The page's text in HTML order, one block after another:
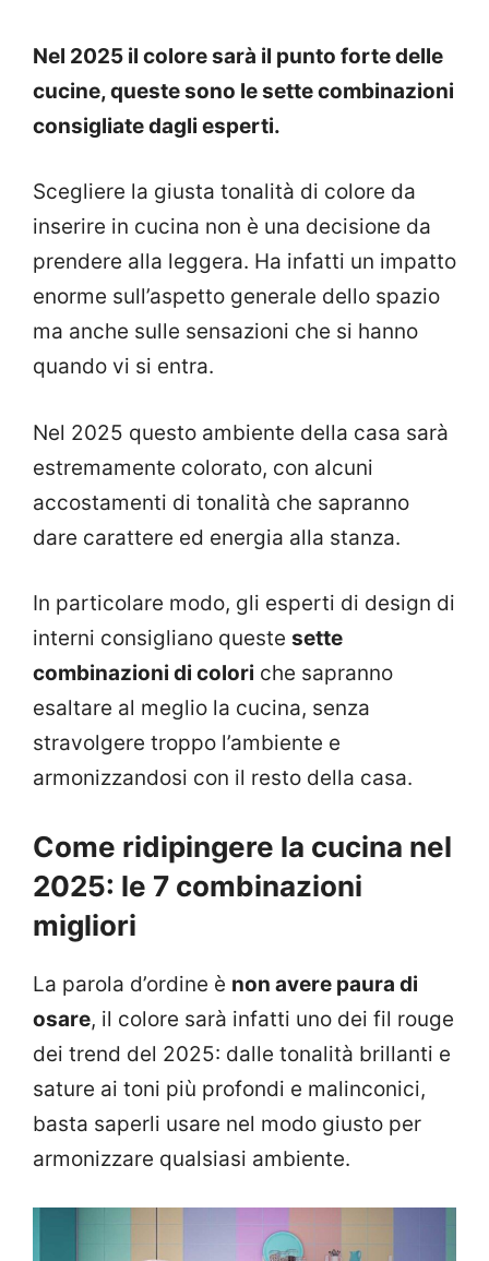
Nel 2025 il colore sarà il punto forte delle
cucine, queste sono le sette combinazioni
consigliate dagli esperti.
Scegliere la giusta tonalità di colore da
inserire in cucina non è una decisione da
prendere alla leggera. Ha infatti un impatto
enorme sull’aspetto generale dello spazio
ma anche sulle sensazioni che si hanno
quando vi si entra.
Nel 2025 questo ambiente della casa sarà
estremamente colorato, con alcuni
accostamenti di tonalità che sapranno
dare carattere ed energia alla stanza.
In particolare modo, gli esperti di design di
interni consigliano queste sette
combinazioni di colori che sapranno
esaltare al meglio la cucina, senza
stravolgere troppo l’ambiente e
armonizzandosi con il resto della casa.
Come ridipingere la cucina nel
2025: le 7 combinazioni
migliori
La parola d’ordine è non avere paura di
osare, il colore sarà infatti uno dei fil rouge
dei trend del 2025: dalle tonalità brillanti e
sature ai toni più profondi e malinconici,
basta saperli usare nel modo giusto per
armonizzare qualsiasi ambiente.